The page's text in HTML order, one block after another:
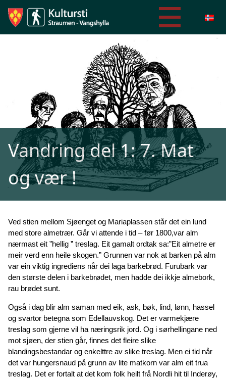
Vandring del 1: 7. Mat
og vær !
Ved stien mellom Sjøenget og Mariaplassen står det ein lund
med store almetrær. Går vi attende i tid – før 1800,var alm
nærmast eit ”hellig ” treslag. Eit gamalt ordtak sa:”Eit almetre er
meir verd enn heile skogen.” Grunnen var nok at barken på alm
var ein viktig ingrediens når dei laga barkebrød. Furubark var
den største delen i barkebrødet, men hadde dei ikkje almebork,
rau brødet sunt.
Også i dag blir alm saman med eik, ask, bøk, lind, lønn, hassel
og svartor betegna som Edellauvskog. Det er varmekjære
treslag som gjerne vil ha næringsrik jord. Og i sørhellingane ned
mot sjøen, der stien går, finnes det fleire slike
blandingsbestandar og enkelttre av slike treslag. Men ei tid når
det var hungersnaud på grunn av lite matkorn var alm eit trua
treslag. Det er fortalt at det kom folk heilt frå Nordli hit til Inderøy,